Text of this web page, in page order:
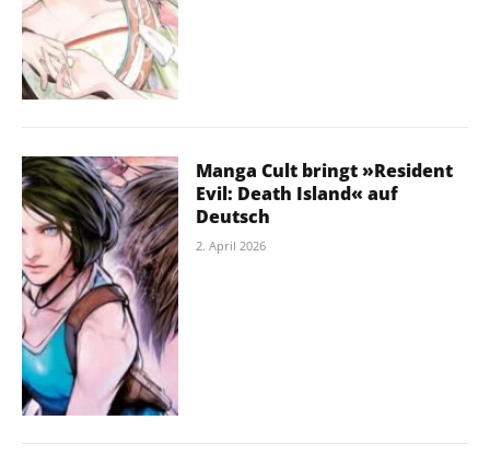
Manga Cult bringt »Resident
Evil: Death Island« auf
Deutsch
2. April 2026